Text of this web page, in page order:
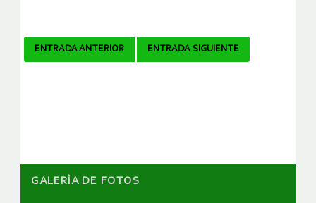
Navegador
ENTRADA ANTERIOR ENTRADA SIGUIENTE
GALERÌA DE FOTOS